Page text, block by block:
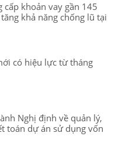
cấp khoản vay gần 145
khả năng chống lũ tại
có hiệu lực từ tháng
Nghị định về quản lý,
toán dự án sử dụng vốn